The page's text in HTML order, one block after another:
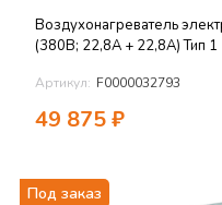
Воздухонагреватель
(380В; 22,8А + 22,8А) Тип 1
Артикул: F0000032793
49 875₽
Под заказ